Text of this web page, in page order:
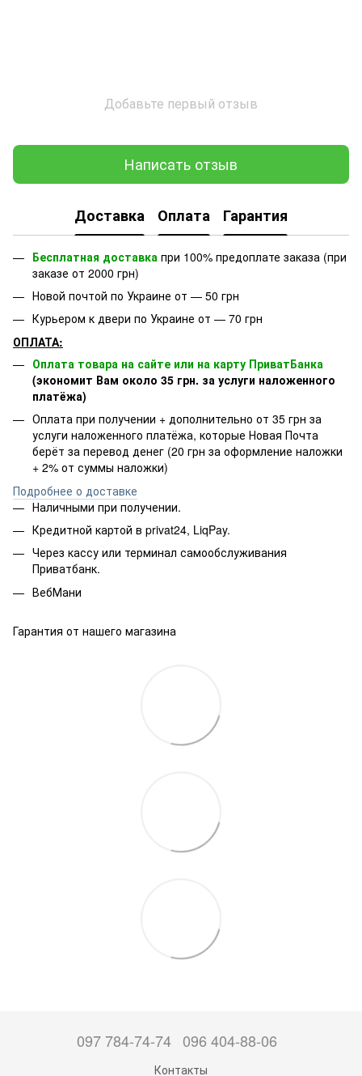
Добавьте первый отзыв
Написать отзыв
Доставка Оплата Гарантия
Бесплатная доставка при 100% предоплате заказа (при
заказе от 2000 грн)
Новой почтой по Украине от — 50 грн
Курьером к двери по Украине от — 70 грн
ОПЛАТА:
Оплата товара на сайте или на карту ПриватБанка
(экономит Вам около 35 грн. за услуги наложенного
платёжа)
Оплата при получении + дополнительно от 35 грн за
услуги наложенного платёжа, которые Новая Почта
берёт за перевод денег (20 грн за оформление наложки
+ 2% от суммы наложки)
Подробнее о доставке
Наличными при получении.
Кредитной картой в privat24, LiqPay.
Через кассу или терминал самообслуживания
Приватбанк.
ВебМани
Гарантия от нашего магазина
097 784-74-74 096 404-88-06
Контакты